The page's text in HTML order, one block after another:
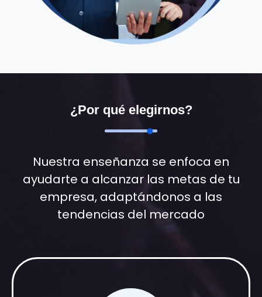
¿Por qué elegirnos?
Nuestra enseñanza se enfoca en
ayudarte a alcanzar las metas de tu
empresa, adaptándonos a las
tendencias del mercado